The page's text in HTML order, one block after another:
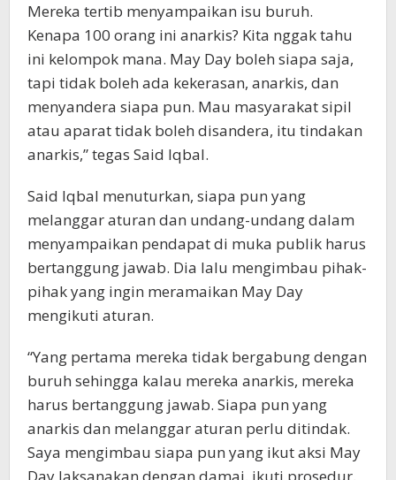
Mereka tertib menyampaikan isu buruh.
Kenapa 100 orang ini anarkis? Kita nggak tahu
ini kelompok mana. May Day boleh siapa saja,
tapi tidak boleh ada kekerasan, anarkis, dan
menyandera siapa pun. Mau masyarakat sipil
atau aparat tidak boleh disandera, itu tindakan
anarkis,” tegas Said Iqbal.
Said Iqbal menuturkan, siapa pun yang
melanggar aturan dan undang-undang dalam
menyampaikan pendapat di muka publik harus
bertanggung jawab. Dia lalu mengimbau pihak-
pihak yang ingin meramaikan May Day
mengikuti aturan.
“Yang pertama mereka tidak bergabung dengan
buruh sehingga kalau mereka anarkis, mereka
harus bertanggung jawab. Siapa pun yang
anarkis dan melanggar aturan perlu ditindak.
Saya mengimbau siapa pun yang ikut aksi May